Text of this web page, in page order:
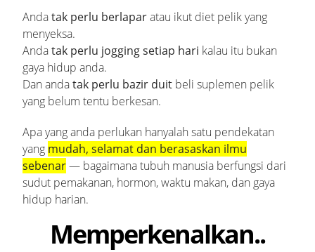
Andatak perlu berlaparatau ikut diet pelik yang
menyeksa.
Andatak perlu jogging setiap hari kalau itu bukan
gaya hidup anda.
Dan andatak perlu bazir duit beli suplemen pelik
yang belum tentu berkesan.
Apa yang anda perlukan hanyalah satu pendekatan
yang mudah, selamat dan berasaskan ilmu
sebenar— bagaimana tubuh manusia berfungsi dari
sudut pemakanan, hormon, waktu makan, dan gaya
hidup harian.
Memperkenalkan..